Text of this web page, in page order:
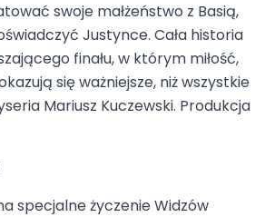
swoje małżeństwo z Basią,
Justynce. Cała historia
finału, w którym miłość,
się ważniejsze, niż wszystkie
Mariusz Kuczewski. Produkcja
specjalne życzenie Widzów